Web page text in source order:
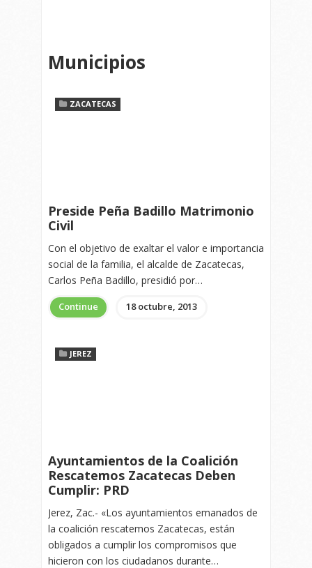
Municipios
ZACATECAS
Preside Peña Badillo Matrimonio
Civil
Con el objetivo de exaltar el valor e importancia
social de la familia, el alcalde de Zacatecas,
Carlos Peña Badillo, presidió por…
Continue 18 octubre, 2013
JEREZ
Ayuntamientos de la Coalición
Rescatemos Zacatecas Deben
Cumplir: PRD
Jerez, Zac.- «Los ayuntamientos emanados de
la coalición rescatemos Zacatecas, están
obligados a cumplir los compromisos que
hicieron con los ciudadanos durante…